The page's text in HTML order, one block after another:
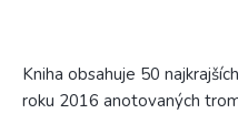
Kniha obsahuje 50
roku 2016 anotovaných